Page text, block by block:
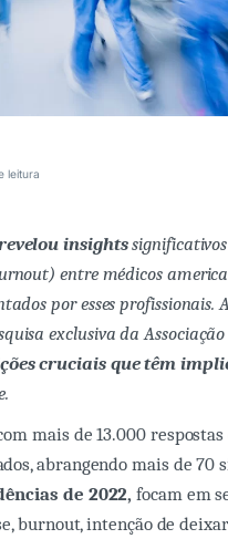
leitura
insights
entre médicos
por esses profissionais.
exclusiva da
cruciais que têm
mais de 13.000
abrangendo mais de 70
de 2022,focam em
burnout, intenção de